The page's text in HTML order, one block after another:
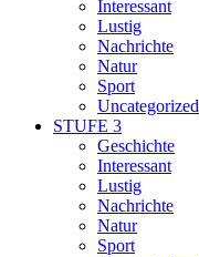
Interessant
Lustig
Nachrichte
Natur
Sport
Uncategorized
STUFE 3
Geschichte
Interessant
Lustig
Nachrichte
Natur
Sport